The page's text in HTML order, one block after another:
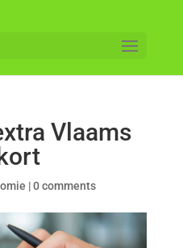
Vlaams
|0 comments